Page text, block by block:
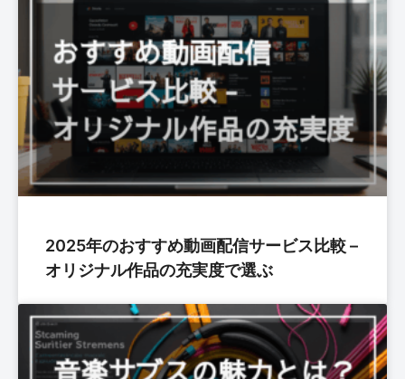
2025年のおすすめ動画配信サービス比較 –
オリジナル作品の充実度で選ぶ